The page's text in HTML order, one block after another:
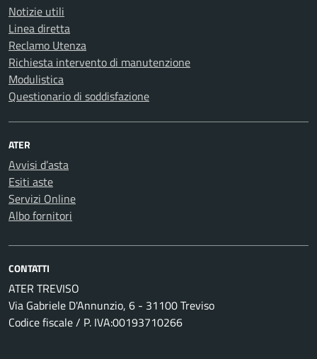
Notizie utili
Linea diretta
Reclamo Utenza
Richiesta intervento di manutenzione
Modulistica
Questionario di soddisfazione
ATER
Avvisi d’asta
Esiti aste
Servizi Online
Albo fornitori
CONTATTI
ATER TREVISO
Via Gabriele D'Annunzio, 6 - 31100 Treviso
Codice fiscale / P. IVA:00193710266